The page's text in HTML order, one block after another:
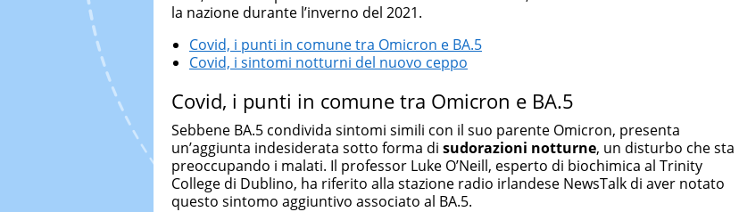
la nazione durante l’inverno del 2021.
Covid, i punti in comune tra Omicron e BA.5
Covid, i sintomi notturni del nuovo ceppo
Covid, i punti in comune tra Omicron e BA.5
Sebbene BA.5 condivida sintomi simili con il suo parente Omicron, presenta
un’aggiunta indesiderata sotto forma di sudorazioni notturne, un disturbo che sta
preoccupando i malati. Il professor Luke O’Neill, esperto di biochimica al Trinity
College di Dublino, ha riferito alla stazione radio irlandese NewsTalk di aver notato
questo sintomo aggiuntivo associato al BA.5.